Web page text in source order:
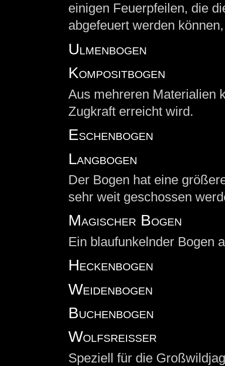
einigen Feuerpfeilen, die
abgefeuert werden
Ulmenbogen
Kompositbogen
Aus mehreren Materialien
Zugkraft erreicht wird.
Eschenbogen
Langbogen
Der Bogen hat eine
sehr weit geschossen
Magischer Bogen
Ein blaufunkelnder Bogen
Heckenbogen
Weidenbogen
Buchenbogen
Wolfsreißer
Speziell für die